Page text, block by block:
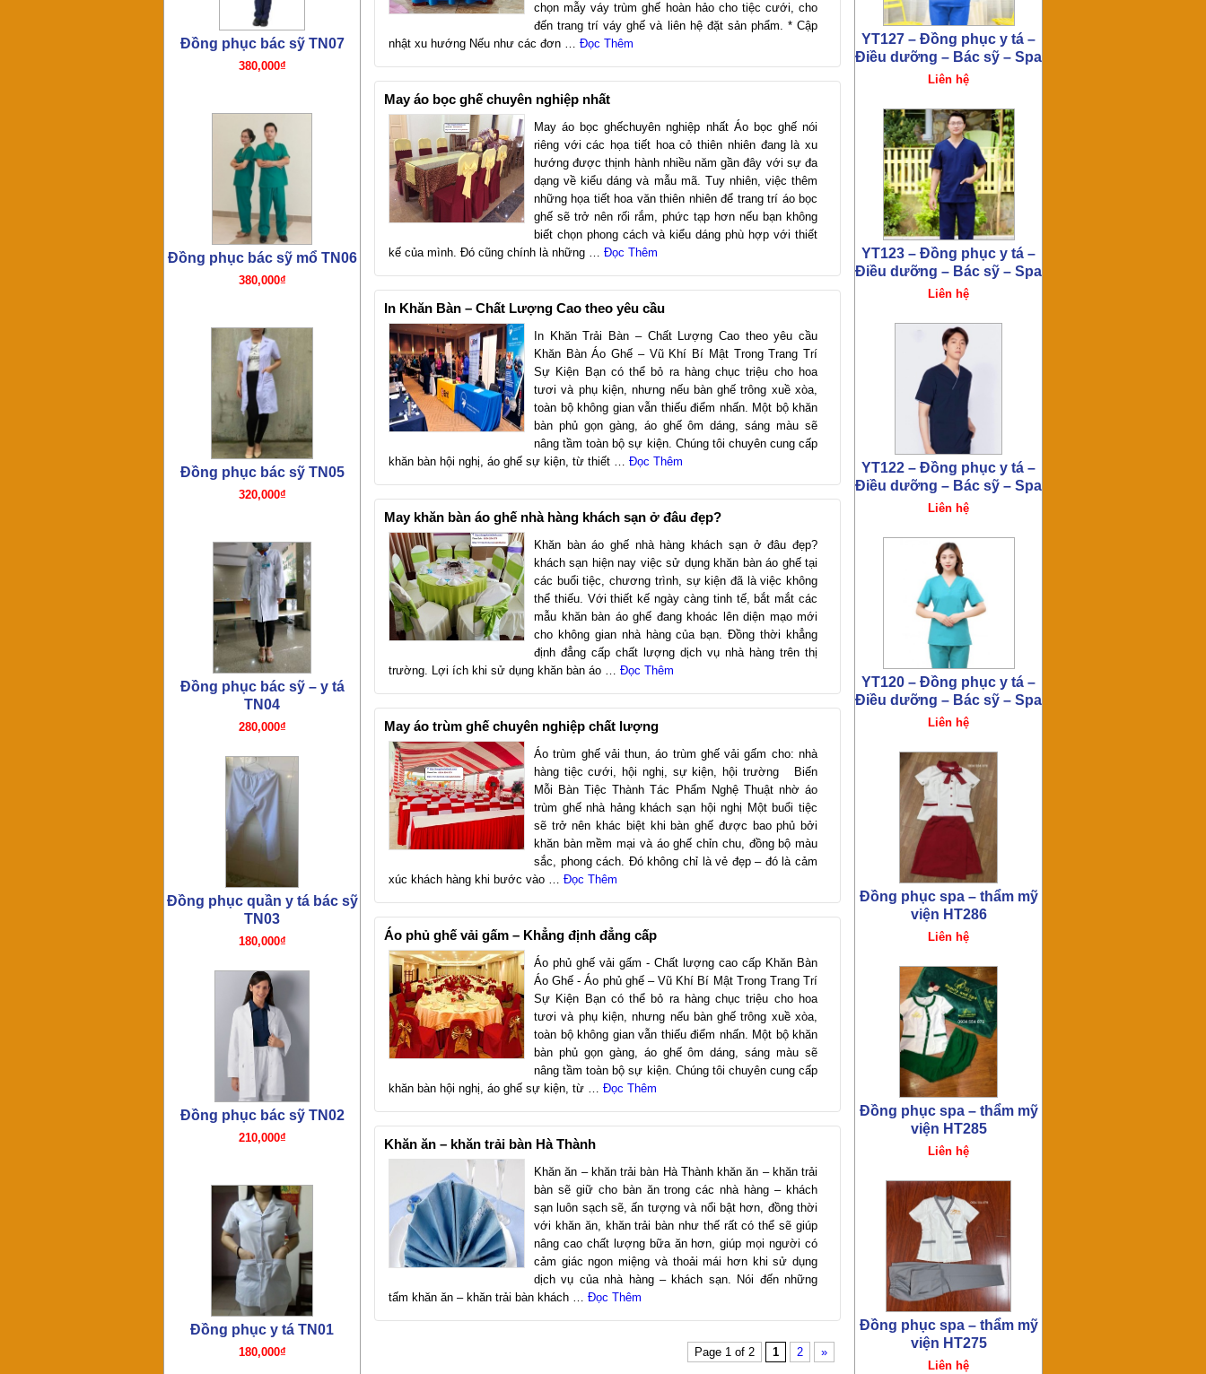
chọn mẫy váy trùm ghế hoàn hảo cho tiệc cưới, cho
đến trang trí váy ghế và liên hệ đặt sản phẩm. * Cập
nhật xu hướng Nếu như các đơn … Đọc Thêm
May áo bọc ghế chuyên nghiệp nhất
May áo bọc ghếchuyên nghiệp nhất Áo bọc ghế nói
riêng với các họa tiết hoa cỏ thiên nhiên đang là xu
hướng được thịnh hành nhiều năm gần đây với sự đa
dạng về kiểu dáng và mẫu mã. Tuy nhiên, việc thêm
những họa tiết hoa văn thiên nhiên để trang trí áo bọc
ghế sẽ trở nên rối rắm, phức tạp hơn nếu bạn không
biết chọn phong cách và kiểu dáng phù hợp với thiết
kế của mình. Đó cũng chính là những … Đọc Thêm
In Khăn Bàn – Chất Lượng Cao theo yêu cầu
In Khăn Trải Bàn – Chất Lượng Cao theo yêu cầu
Khăn Bàn Áo Ghế – Vũ Khí Bí Mật Trong Trang Trí
Sự Kiện Bạn có thể bỏ ra hàng chục triệu cho hoa
tươi và phụ kiện, nhưng nếu bàn ghế trông xuề xòa,
toàn bộ không gian vẫn thiếu điểm nhấn. Một bộ khăn
bàn phủ gọn gàng, áo ghế ôm dáng, sáng màu sẽ
nâng tầm toàn bộ sự kiện. Chúng tôi chuyên cung cấp
khăn bàn hội nghị, áo ghế sự kiện, từ thiết … Đọc Thêm
May khăn bàn áo ghế nhà hàng khách sạn ở đâu đẹp?
Khăn bàn áo ghế nhà hàng khách sạn ở đâu đẹp?
khách sạn hiện nay việc sử dụng khăn bàn áo ghế tại
các buổi tiệc, chương trình, sự kiện đã là việc không
thể thiếu. Với thiết kế ngày càng tinh tế, bắt mắt các
mẫu khăn bàn áo ghế đang khoác lên diện mạo mới
cho không gian nhà hàng của bạn. Đồng thời khẳng
định đẳng cấp chất lượng dịch vụ nhà hàng trên thị
trường. Lợi ích khi sử dụng khăn bàn áo … Đọc Thêm
May áo trùm ghế chuyên nghiệp chất lượng
Áo trùm ghế vải thun, áo trùm ghế vải gấm cho: nhà
hàng tiệc cưới, hội nghị, sự kiện, hội trường Biến
Mỗi Bàn Tiệc Thành Tác Phẩm Nghệ Thuật nhờ áo
trùm ghế nhà hảng khách sạn hội nghị Một buổi tiệc
sẽ trở nên khác biệt khi bàn ghế được bao phủ bởi
khăn bàn mềm mại và áo ghế chỉn chu, đồng bộ màu
sắc, phong cách. Đó không chỉ là vẻ đẹp – đó là cảm
xúc khách hàng khi bước vào … Đọc Thêm
Áo phủ ghế vải gấm – Khẳng định đẳng cấp
Áo phủ ghế vải gấm - Chất lượng cao cấp Khăn Bàn
Áo Ghế - Áo phủ ghế – Vũ Khí Bí Mật Trong Trang Trí
Sự Kiện Bạn có thể bỏ ra hàng chục triệu cho hoa
tươi và phụ kiện, nhưng nếu bàn ghế trông xuề xòa,
toàn bộ không gian vẫn thiếu điểm nhấn. Một bộ khăn
bàn phủ gọn gàng, áo ghế ôm dáng, sáng màu sẽ
nâng tầm toàn bộ sự kiện. Chúng tôi chuyên cung cấp
khăn bàn hội nghị, áo ghế sự kiện, từ … Đọc Thêm
Khăn ăn – khăn trải bàn Hà Thành
Khăn ăn – khăn trải bàn Hà Thành khăn ăn – khăn trải
bàn sẽ giữ cho bàn ăn trong các nhà hàng – khách
sạn luôn sạch sẽ, ấn tượng và nổi bật hơn, đồng thời
với khăn ăn, khăn trải bàn như thế rất có thể sẽ giúp
nâng cao chất lượng bữa ăn hơn, giúp mọi người có
cảm giác ngon miệng và thoải mái hơn khi sử dụng
dịch vụ của nhà hàng – khách sạn. Nói đến những
tấm khăn ăn – khăn trải bàn khách … Đọc Thêm
Page 1 of 2 1 2 »
Đồng phục bác sỹ TN05
320,000₫
Đồng phục bác sỹ – y tá
TN04
Đồng phục quần y tá bác sỹ
TN03
Đồng phục bác sỹ TN02
210,000₫
Đồng phục y tá TN01
180,000₫
Đồng phục bếp- Tạp dề bếp
75,000₫
Đồng phục bếp- Mũ bếp
TP01
YT122 – Đồng phục y tá –
Điều dưỡng – Bác sỹ – Spa
Liên hệ
YT120 – Đồng phục y tá –
Điều dưỡng – Bác sỹ – Spa
Liên hệ
Đồng phục spa – thẩm mỹ
viện HT286
Liên hệ
Đồng phục spa – thẩm mỹ
viện HT285
Liên hệ
Đồng phục spa – thẩm mỹ
viện HT275
Liên hệ
Đồng phục spa – thẩm mỹ
viện HT273
Liên hệ
Đồng phục spa – thẩm mỹ
viện HT272
Liên hệ